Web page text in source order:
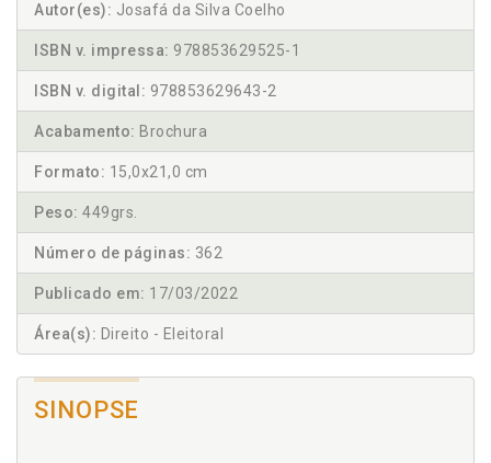
Autor(es): Josafá da Silva Coelho
ISBN v. impressa: 978853629525-1
ISBN v. digital: 978853629643-2
Acabamento: Brochura
Formato: 15,0x21,0 cm
Peso: 449grs.
Número de páginas: 362
Publicado em: 17/03/2022
Área(s): Direito - Eleitoral
SINOPSE